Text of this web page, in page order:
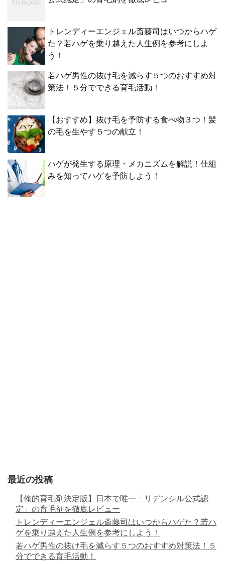
トレンディーエンジェル斎藤司はいつからハゲ
た？若ハゲを乗り越えた人生例を参考にしよ
う！
若ハゲ男性の抜け毛を減らす５つのおすすめ対
策法！５分でできる育毛活動！
【おすすめ】抜け毛を予防する食べ物３つ！髪
の毛を生やす５つの献立！
ハゲが発生する原理・メカニズムを解説！仕組
みを知ってハゲを予防しよう！
最近の投稿
【俺的育毛剤決定版】日本で唯一「リデンシル公式認
定」の育毛剤を徹底レビュー
トレンディーエンジェル斎藤司はいつからハゲた？若ハ
ゲを乗り越えた人生例を参考にしよう！
若ハゲ男性の抜け毛を減らす５つのおすすめ対策法！５
分でできる育毛活動！